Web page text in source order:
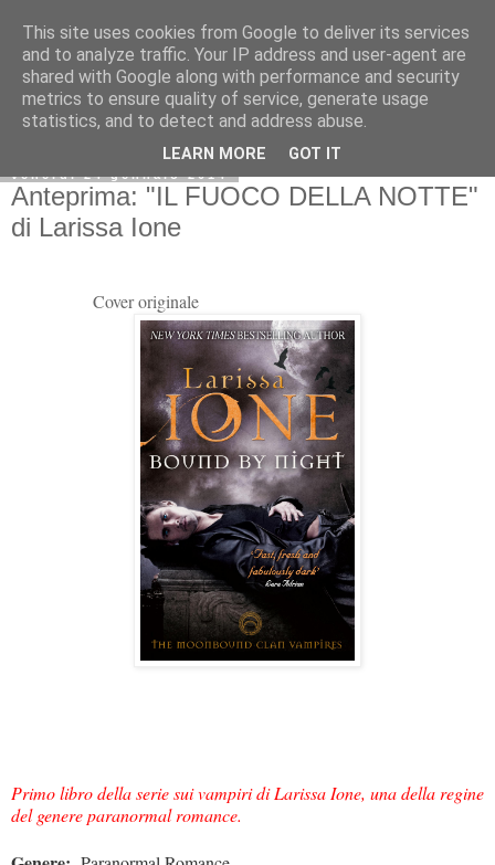
venerdì 24 gennaio 2014
Anteprima: "IL FUOCO DELLA NOTTE"
di Larissa Ione
Cover originale
Primo libro della serie sui vampiri di Larissa Ione, una della regine
del genere paranormal romance.
This site uses cookies from Google to deliver its services
and to analyze traffic. Your IP address and user-agent are
shared with Google along with performance and security
metrics to ensure quality of service, generate usage
statistics, and to detect and address abuse.
LEARN MORE GOT IT